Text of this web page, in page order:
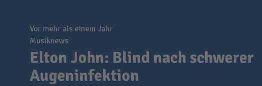
vor mehr als einem Jahr
Musiknews
Elton John: Blind nach schwerer
Augeninfektion